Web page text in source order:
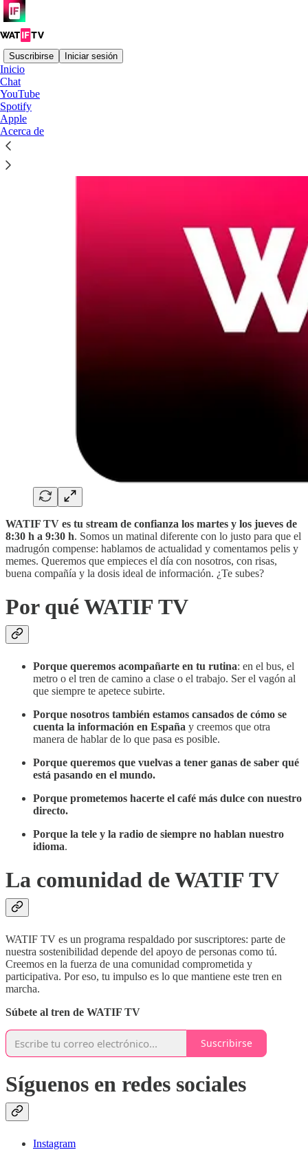
Suscribirse Iniciar sesión
Inicio
Chat
YouTube
Spotify
Apple
Acerca de
WATIF TV es tu stream de confianza los martes y los jueves de
8:30 h a 9:30 h. Somos un matinal diferente con lo justo para que el
madrugón compense: hablamos de actualidad y comentamos pelis y
memes. Queremos que empieces el día con nosotros, con risas,
buena compañía y la dosis ideal de información. ¿Te subes?
Por qué WATIF TV
Porque queremos acompañarte en tu rutina: en el bus, el
metro o el tren de camino a clase o el trabajo. Ser el vagón al
que siempre te apetece subirte.
Porque nosotros también estamos cansados de cómo se
cuenta la información en España y creemos que otra
manera de hablar de lo que pasa es posible.
Porque queremos que vuelvas a tener ganas de saber qué
está pasando en el mundo.
Porque prometemos hacerte el café más dulce con nuestro
directo.
Porque la tele y la radio de siempre no hablan nuestro
idioma.
La comunidad de WATIF TV
WATIF TV es un programa respaldado por suscriptores: parte de
nuestra sostenibilidad depende del apoyo de personas como tú.
Creemos en la fuerza de una comunidad comprometida y
participativa. Por eso, tu impulso es lo que mantiene este tren en
marcha.
Súbete al tren de WATIF TV
Suscribirse
Síguenos en redes sociales
Instagram